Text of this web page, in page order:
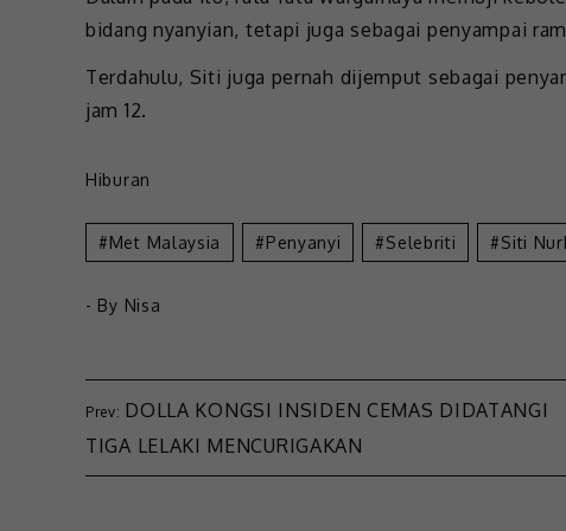
bidang nyanyian, tetapi juga sebagai penyampai
Terdahulu, Siti juga pernah dijemput sebagai
jam 12.
Hiburan
Met Malaysia Penyanyi Selebriti Siti
- By Nisa
DOLLA KONGSI INSIDEN CEMAS DIDATANGI
TIGA LELAKI MENCURIGAKAN